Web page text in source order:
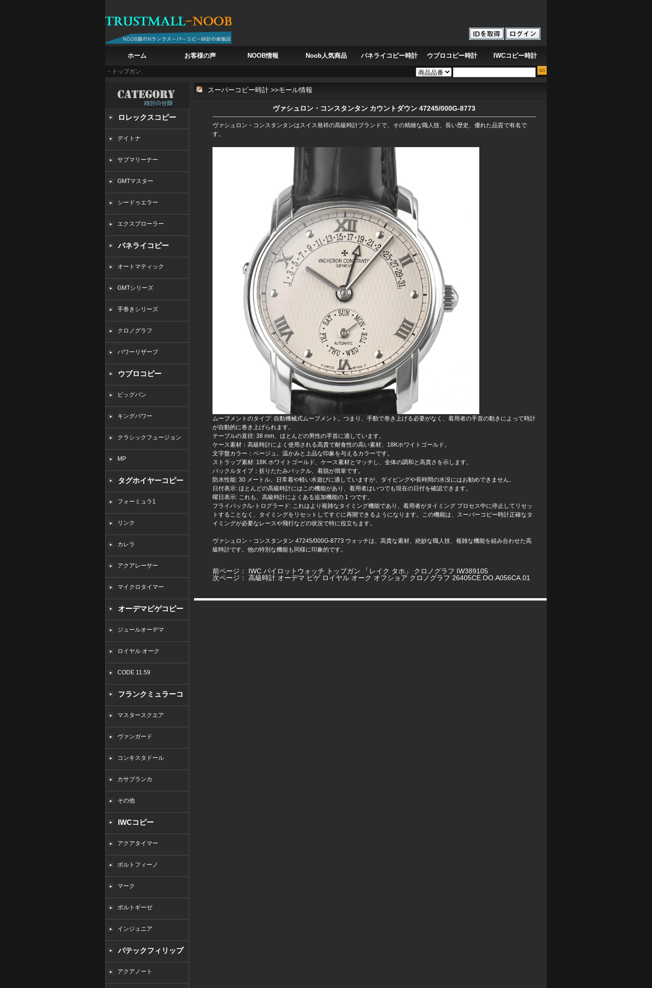
ホーム お客様の声 NOOB情報 Noob人気商品 パネライコピー時計 ウブロコピー時計 IWCコピー時計
ッグ・パイロット・ウォッチ・トップガン、戦闘機の鼓動を腕に 白亜の記憶を腕に フランク・ミュラー カサブランカ 8880SCDT CASA、モロッコの風を刻む時 深海の鼓動を刻む青オーデマ ピゲ ロイヤルオーク オフショア ダイバー クロノグラフ
ロレックスコピー
デイトナ
サブマリーナー
GMTマスター
シードゥエラー
エクスプローラー
パネライコピー
オートマティック
GMTシリーズ
手巻きシリーズ
クロノグラフ
パワーリザーブ
ウブロコピー
ビッグバン
キングパワー
クラシックフュージョン
MP
タグホイヤーコピー
フォーミュラ1
リンク
カレラ
アクアレーサー
マイクロタイマー
オーデマピゲコピー
ジュールオーデマ
ロイヤル オーク
CODE 11.59
フランクミュラーコ
ピーマスタースクエア
ヴァンガード
コンキスタドール
カサブランカ
その他
IWCコピー
アクアタイマー
ポルトフィーノ
マーク
ポルトギーゼ
インジュニア
パテックフィリップ
コピーアクアノート
スーパーコピー時計 >>モール情報
ヴァシュロン・コンスタンタン カウントダウン 47245/000G-8773
ヴァシュロン・コンスタンタンはスイス発祥の高級時計ブランドで、その精緻な職人技、長い歴史、優れた品質で有名で
す。
ムーブメントのタイプ: 自動機械式ムーブメント。つまり、手動で巻き上げる必要がなく、着用者の手首の動きによって時計
が自動的に巻き上げられます。
テーブルの直径: 38 mm、ほとんどの男性の手首に適しています。
ケース素材：高級時計によく使用される高貴で耐食性の高い素材、18Kホワイトゴールド。
文字盤カラー：ベージュ。温かみと上品な印象を与えるカラーです。
ストラップ素材: 18K ホワイトゴールド、ケース素材とマッチし、全体の調和と高貴さを示します。
バックルタイプ：折りたたみバックル、着脱が簡単です。
防水性能: 30 メートル。日常着や軽い水遊びに適していますが、ダイビングや長時間の水没にはお勧めできません。
日付表示: ほとんどの高級時計にはこの機能があり、着用者はいつでも現在の日付を確認できます。
曜日表示: これも、高級時計によくある追加機能の 1 つです。
フライバック/レトログラード: これはより複雑なタイミング機能であり、着用者がタイミング プロセス中に停止してリセッ
トすることなく、タイミングをリセットしてすぐに再開できるようになります。この機能は、 スーパーコピー時計正確なタ
イミングが必要なレースや飛行などの状況で特に役立ちます。
ヴァシュロン・コンスタンタン 47245/000G-8773 ウォッチは、高貴な素材、絶妙な職人技、複雑な機能を組み合わせた高
級時計です。他の特別な機能も同様に印象的です。
前ページ： IWC パイロットウォッチ トップガン 「レイク タホ」 クロノグラフ IW389105
次ページ： 高級時計 オーデマ ピゲ ロイヤル オーク オフショア クロノグラフ 26405CE.OO.A056CA.01